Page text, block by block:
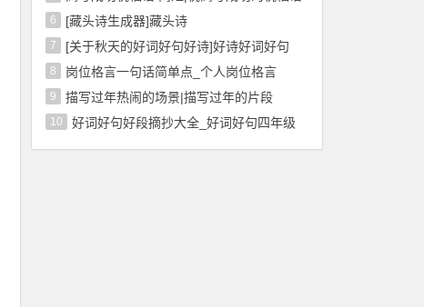
6 [藏头诗生成器]藏头诗
7 [关于秋天的好词好句好诗]好诗好词好句
8 岗位格言一句话简单点_个人岗位格言
9 描写过年热闹的场景|描写过年的片段
10 好词好句好段摘抄大全_好词好句四年级